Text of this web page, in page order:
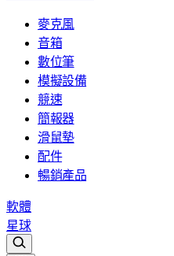
麥克風
音箱
數位筆
模擬設備
競速
簡報器
滑鼠墊
配件
暢銷產品
軟體
星球